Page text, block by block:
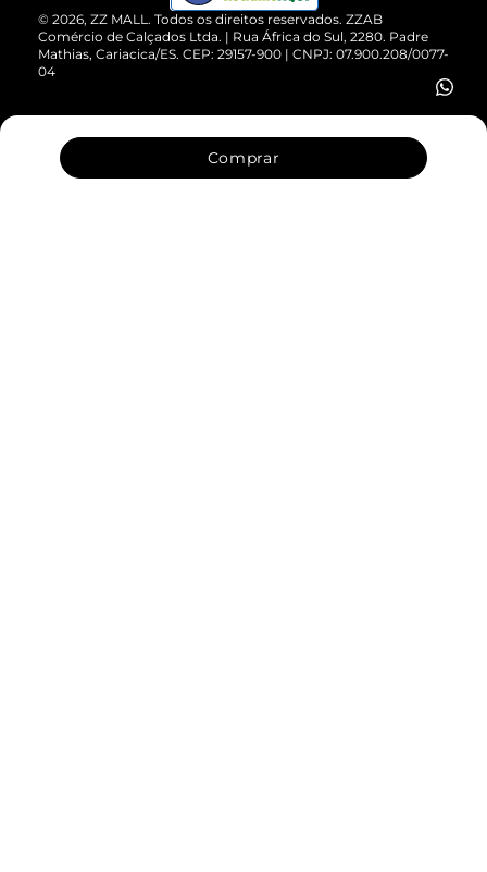
Comprar
Cartão Presente
Vendas Corporativas
© 2026, ZZ MALL. Todos os direitos reservados. ZZAB
Comércio de Calçados Ltda. | Rua África do Sul, 2280. Padre
Mathias, Cariacica/ES. CEP: 29157-900 | CNPJ: 07.900.208/0077-
04